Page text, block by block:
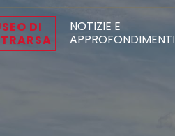
DI
NOTIZIE E
APPROFONDIMENTI